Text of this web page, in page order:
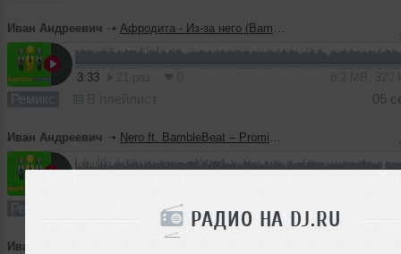
РАДИО НА DJ.RU
Иван Андреевич ➝ Афродита - Из-за него (BambleBeat remix)
3:33
Ремикс 05
Иван Андреевич ➝ Nero ft. BambleBeat – Promises
Ремикс
Иван Андреевич